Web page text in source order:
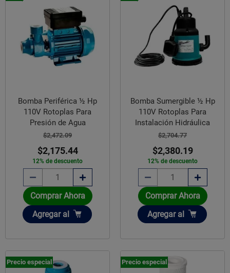
Bomba Periférica ½ Hp
110V Rotoplas Para
Presión de Agua
$2,472.09
$2,175.44
12% de descuento
Comprar Ahora
Añadir
Agregar al
Bomba Sumergible ½ Hp
110V Rotoplas Para
Instalación Hidráulica
$2,704.77
$2,380.19
12% de descuento
Comprar Ahora
Añadir
Agregar al
Precio especial Precio especial